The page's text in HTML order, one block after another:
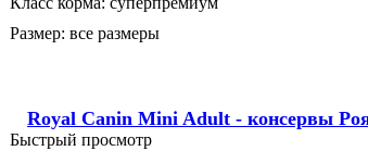
Размер: все размеры
Royal Canin Mini Adult - консервы
Быстрый просмотр